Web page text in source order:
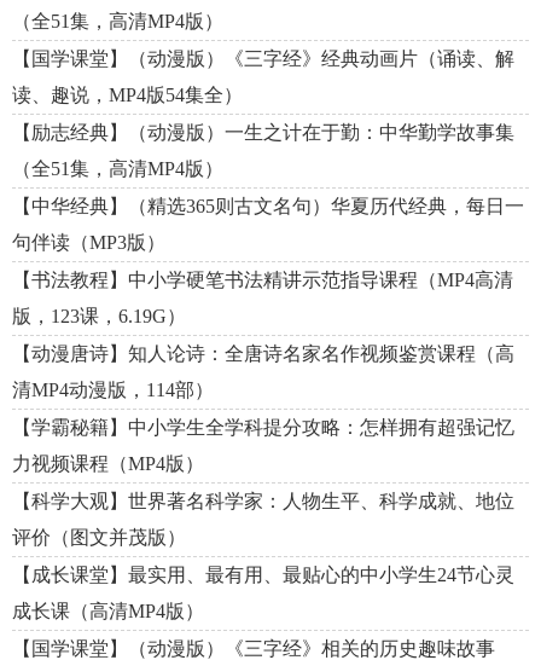
（全51集，高清MP4版）
【国学课堂】（动漫版）《三字经》经典动画片（诵读、解
读、趣说，MP4版54集全）
【励志经典】（动漫版）一生之计在于勤：中华勤学故事集
（全51集，高清MP4版）
【中华经典】（精选365则古文名句）华夏历代经典，每日一
句伴读（MP3版）
【书法教程】中小学硬笔书法精讲示范指导课程（MP4高清
版，123课，6.19G）
【动漫唐诗】知人论诗：全唐诗名家名作视频鉴赏课程（高
清MP4动漫版，114部）
【学霸秘籍】中小学生全学科提分攻略：怎样拥有超强记忆
力视频课程（MP4版）
【科学大观】世界著名科学家：人物生平、科学成就、地位
评价（图文并茂版）
【成长课堂】最实用、最有用、最贴心的中小学生24节心灵
成长课（高清MP4版）
【国学课堂】（动漫版）《三字经》相关的历史趣味故事